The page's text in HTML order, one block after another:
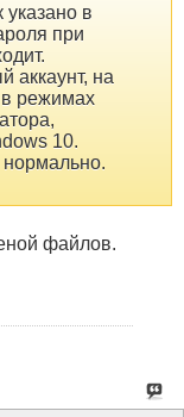
указано в
при
аккаунт, на
в режимах
10.
нормально.
файлов.